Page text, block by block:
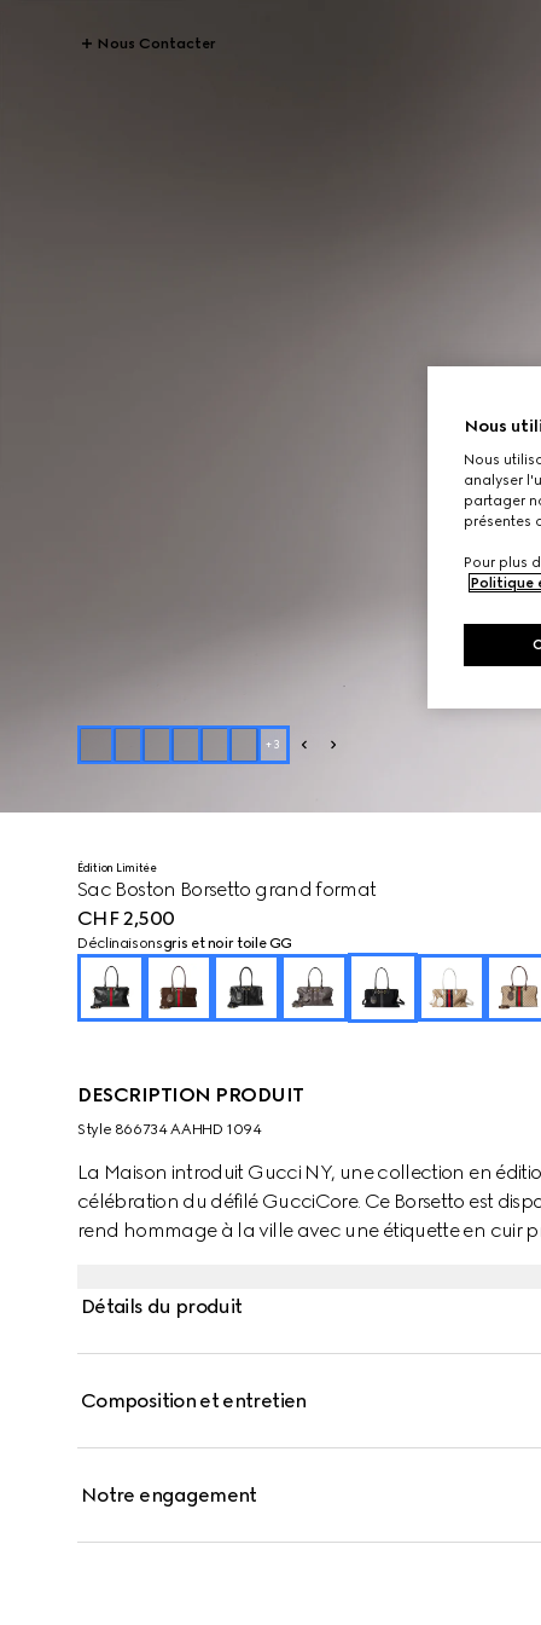
Nous Contacter
+3
Édition Limitée
Sac Boston Borsetto grand format
CHF 2,500
Déclinaisonsgris et noir toile GG
DESCRIPTION PRODUIT
Style ‎866734 AAHHD 1094
La Maison introduit Gucci NY, une collection en
célébration du défilé GucciCore. Ce Borsetto est
rend hommage à la ville avec une étiquette en cuir
Détails du produit
Composition et entretien
Notre engagement
Nous
Nous
analyser
partager
présentes
Pour plus
Politique